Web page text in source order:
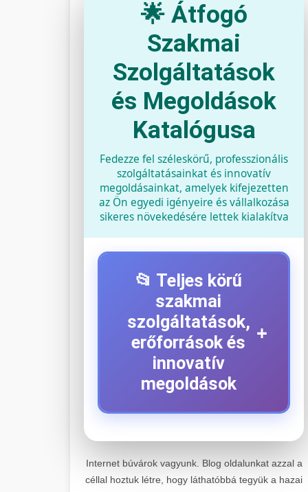
🌟 Átfogó
Szakmai
Szolgáltatások
és Megoldások
Katalógusa
Fedezze fel széleskörű, professzionális
szolgáltatásainkat és innovatív
megoldásainkat, amelyek kifejezetten
az Ön egyedi igényeire és vállalkozása
sikeres növekedésére lettek kialakítva
📂 Teljes körű
szakmai
szolgáltatások,
erőforrások és
innovatív
megoldások
+
+
Kiemelkedő szakértelemmel
Internet búvárok vagyunk. Blog oldalunkat azzal a
céllal hoztuk létre, hogy láthatóbbá tegyük a hazai